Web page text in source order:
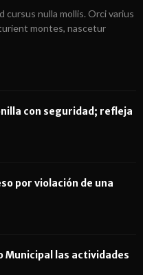
cursus nulla mollis. Orci varius
montes, nascetur
con seguridad; refleja
por violación de una
Municipal las actividades